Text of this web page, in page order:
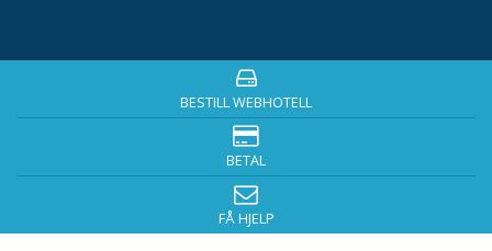
BESTILL WEBHOTELL
BETAL
FÅ HJELP